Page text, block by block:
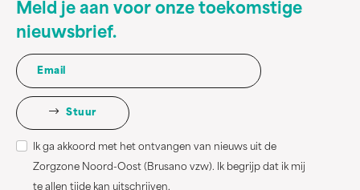
Meld je aan voor onze toekomstige
nieuwsbrief.
Stuur
Ik ga akkoord met het ontvangen van nieuws uit de
Zorgzone Noord-Oost (Brusano vzw). Ik begrijp dat ik mij
te allen tijde kan uitschrijven.